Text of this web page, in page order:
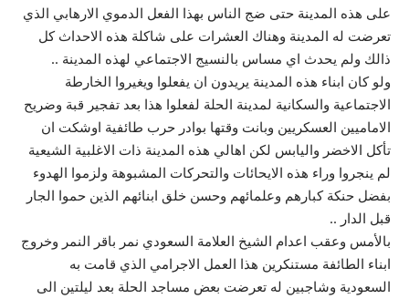
على هذه المدينة حتى ضج الناس بهذا الفعل الدموي الارهابي الذي
تعرضت له المدينة وهناك العشرات على شاكلة هذه الاحداث كل
ذالك ولم يحدث اي مساس بالنسيج الاجتماعي لهذه المدينة ..
ولو كان ابناء هذه المدينة يريدون ان يفعلوا ويغيروا الخارطة
الاجتماعية والسكانية لمدينة الحلة لفعلوا هذا بعد تفجير قبة وضريح
الاماميين العسكريين وبانت وقتها بوادر حرب طائفية اوشكت ان
تأكل الاخضر واليابس لكن اهالي هذه المدينة ذات الاغلبية الشيعية
لم ينجروا وراء هذه الايحائات والتحركات المشبوهة ولزموا الهدوء
بفضل حنكة كبارهم وعلمائهم وحسن خلق ابنائهم الذين حموا الجار
قبل الدار ..
بالأمس وعقب اعدام الشيخ العلامة السعودي نمر باقر النمر وخروج
ابناء الطائفة مستنكرين هذا العمل الاجرامي الذي قامت به
السعودية وشاجبين له تعرضت بعض مساجد الحلة بعد ليلتين الى